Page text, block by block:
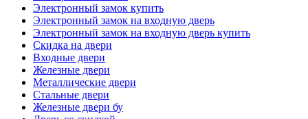
Электронный замок купить
Электронный замок на входную дверь
Электронный замок на входную дверь купить
Скидка на двери
Входные двери
Железные двери
Металлические двери
Стальные двери
Железные двери бу